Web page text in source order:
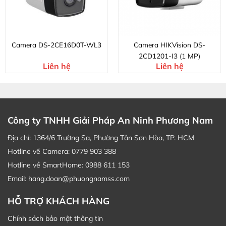
Camera DS-2CE16D0T-WL3
Liên hệ
Camera HIKVision DS-
2CD1201-I3 (1 MP)
Liên hệ
Công ty TNHH Giải Pháp An Ninh Phương Nam
Địa chỉ: 1364/6 Trường Sa, Phường Tân Sơn Hòa, TP. HCM
Hotline về Camera: 0779 903 388
Hotline về SmartHome: 0988 611 153
Email: hang.doan@phuongnamss.com
HỖ TRỢ KHÁCH HÀNG
Chính sách bảo mật thông tin